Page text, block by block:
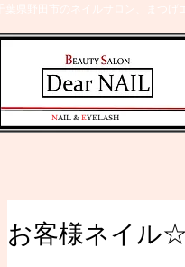
千葉県野田市のネイルサロン、まつ
​NAIL & EYELASH
お客様ネイル☆